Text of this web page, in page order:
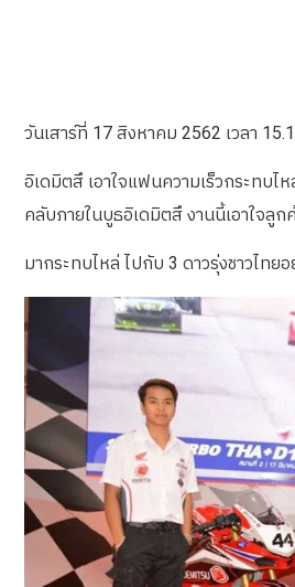
วันเสาร์ที่ 17 สิงหาคม 2562 เวลา
อิเดมิตสึ เอาใจแฟนความเร็วกระทบ
คลับภายในบูธอิเดมิตสึ งานนี้เอาใจลู
มากระทบไหล่ ไปกับ 3 ดาวรุ่งชาวไท